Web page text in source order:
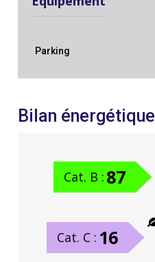
Parking
Bilan énergétique
Cat. B : 87
Cat. C : 16